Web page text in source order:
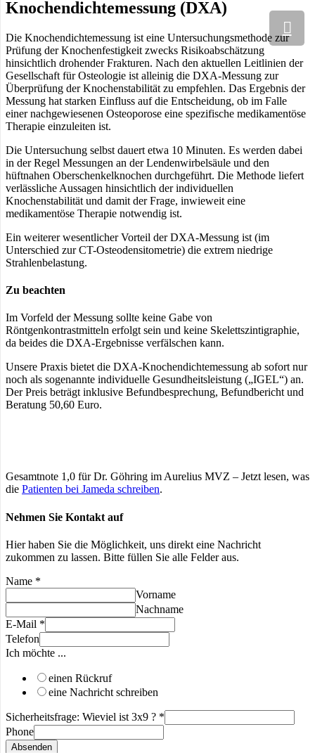
Knochendichtemessung (DXA)
Die Knochendichtemessung ist eine Untersuchungsmethode zur
Prüfung der Knochenfestigkeit zwecks Risikoabschätzung
hinsichtlich drohender Frakturen. Nach den aktuellen Leitlinien der
Gesellschaft für Osteologie ist alleinig die DXA-Messung zur
Überprüfung der Knochenstabilität zu empfehlen. Das Ergebnis der
Messung hat starken Einfluss auf die Entscheidung, ob im Falle
einer nachgewiesenen Osteoporose eine spezifische medikamentöse
Therapie einzuleiten ist.
Die Untersuchung selbst dauert etwa 10 Minuten. Es werden dabei
in der Regel Messungen an der Lendenwirbelsäule und den
hüftnahen Oberschenkelknochen durchgeführt. Die Methode liefert
verlässliche Aussagen hinsichtlich der individuellen
Knochenstabilität und damit der Frage, inwieweit eine
medikamentöse Therapie notwendig ist.
Ein weiterer wesentlicher Vorteil der DXA-Messung ist (im
Unterschied zur CT-Osteodensitometrie) die extrem niedrige
Strahlenbelastung.
Zu beachten
Im Vorfeld der Messung sollte keine Gabe von
Röntgenkontrastmitteln erfolgt sein und keine Skelettszintigraphie,
da beides die DXA-Ergebnisse verfälschen kann.
Unsere Praxis bietet die DXA-Knochendichtemessung ab sofort nur
noch als sogenannte individuelle Gesundheitsleistung („IGEL“) an.
Der Preis beträgt inklusive Befundbesprechung, Befundbericht und
Beratung 50,60 Euro.
Gesamtnote 1,0 für Dr. Göhring im Aurelius MVZ – Jetzt lesen, was
die Patienten bei Jameda schreiben.
Nehmen Sie Kontakt auf
Hier haben Sie die Möglichkeit, uns direkt eine Nachricht
zukommen zu lassen. Bitte füllen Sie alle Felder aus.
Name *
Vorname
Nachname
E-Mail *
Telefon
Ich möchte ...
einen Rückruf
eine Nachricht schreiben
Sicherheitsfrage: Wieviel ist 3x9 ? *
Phone
Absenden